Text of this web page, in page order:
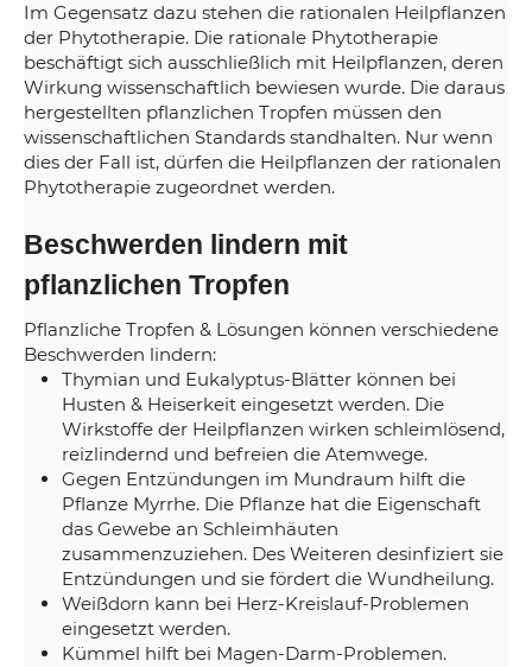
Im Gegensatz dazu stehen die rationalen Heilpflanzen
der Phytotherapie. Die rationale Phytotherapie
beschäftigt sich ausschließlich mit Heilpflanzen, deren
Wirkung wissenschaftlich bewiesen wurde. Die daraus
hergestellten pflanzlichen Tropfen müssen den
wissenschaftlichen Standards standhalten. Nur wenn
dies der Fall ist, dürfen die Heilpflanzen der rationalen
Phytotherapie zugeordnet werden.
Beschwerden lindern mit
pflanzlichen Tropfen
Pflanzliche Tropfen & Lösungen können verschiedene
Beschwerden lindern:
Thymian und Eukalyptus-Blätter können bei
Husten & Heiserkeit eingesetzt werden. Die
Wirkstoffe der Heilpflanzen wirken schleimlösend,
reizlindernd und befreien die Atemwege.
Gegen Entzündungen im Mundraum hilft die
Pflanze Myrrhe. Die Pflanze hat die Eigenschaft
das Gewebe an Schleimhäuten
zusammenzuziehen. Des Weiteren desinfiziert sie
Entzündungen und sie fördert die Wundheilung.
Weißdorn kann bei Herz-Kreislauf-Problemen
eingesetzt werden.
Kümmel hilft bei Magen-Darm-Problemen.